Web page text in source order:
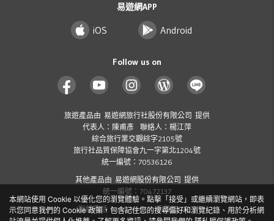
易遊網APP
iOS Android
Follow us on
旅遊產品由 易遊網旅行社股份有限公司 提供
代表人：陳甫彥 聯絡人：楊江萍
綜合旅行業交觀綜字2105號
旅行社品質保障協會九一字第北1204號
統一編號：70536126
其他產品由 易遊網股份有限公司 提供
統一編號：70472137
聯絡電話：412-8001 ( 手機加 02 )
本網站使用 Cookie 以優化您的瀏覽體驗。點擊「接受」或繼續瀏覽網站，即表
示您同意我們的 Cookie 政策，包含記住您的搜尋偏好和瀏覽紀錄、用於分析網